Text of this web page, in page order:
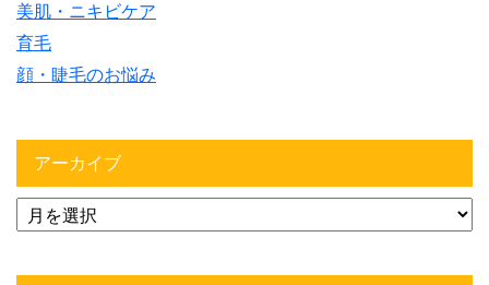
美肌・ニキビケア
育毛
顔・睫毛のお悩み
アーカイブ